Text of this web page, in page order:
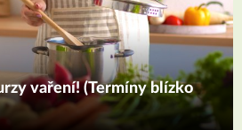
vaření! (Termíny blízko